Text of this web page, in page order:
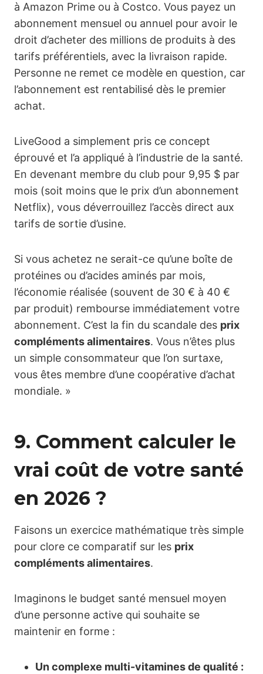
à Amazon Prime ou à Costco. Vous payez un
abonnement mensuel ou annuel pour avoir le
droit d’acheter des millions de produits à des
tarifs préférentiels, avec la livraison rapide.
Personne ne remet ce modèle en question, car
l’abonnement est rentabilisé dès le premier
achat.
LiveGood a simplement pris ce concept
éprouvé et l’a appliqué à l’industrie de la santé.
En devenant membre du club pour 9,95 $ par
mois (soit moins que le prix d’un abonnement
Netflix), vous déverrouillez l’accès direct aux
tarifs de sortie d’usine.
Si vous achetez ne serait-ce qu’une boîte de
protéines ou d’acides aminés par mois,
l’économie réalisée (souvent de 30 € à 40 €
par produit) rembourse immédiatement votre
abonnement. C’est la fin du scandale des prix
compléments alimentaires. Vous n’êtes plus
un simple consommateur que l’on surtaxe,
vous êtes membre d’une coopérative d’achat
mondiale. »
9. Comment calculer le
vrai coût de votre santé
en 2026 ?
Faisons un exercice mathématique très simple
pour clore ce comparatif sur les prix
compléments alimentaires.
Imaginons le budget santé mensuel moyen
d’une personne active qui souhaite se
maintenir en forme :
Un complexe multi-vitamines de qualité :